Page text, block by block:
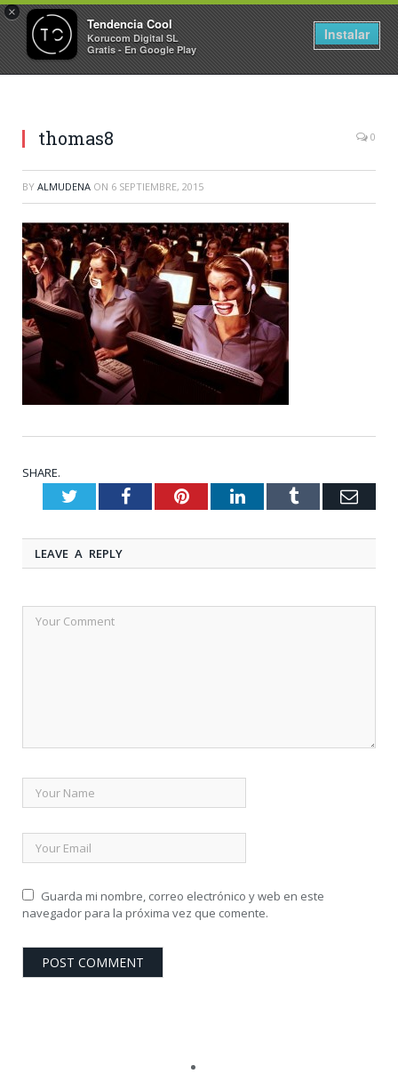
×
Tendencia Cool
Korucom Digital SL
Gratis - En Google Play
Instalar
thomas8 0
BY ALMUDENA ON 6 SEPTIEMBRE, 2015
SHARE.
TwitterFacebookPinterestLinkedInTumblr
LEAVE A REPLY
Guarda mi nombre, correo electrónico y web en este
navegador para la próxima vez que comente.